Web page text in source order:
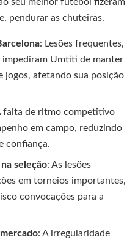
pendurar as chuteiras.
: Lesões frequentes,
impediram Umtiti de manter
jogos, afetando sua posição
falta de ritmo competitivo
em campo, reduzindo
confiança.
seleção: As lesões
em torneios importantes,
convocações para a
: A irregularidade